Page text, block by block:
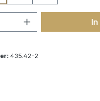
Anzahl: Gib
435.42-2